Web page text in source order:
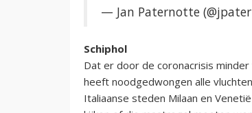
— Jan Paternotte
Schiphol
Dat er door de coronacrisis
heeft noodgedwongen alle
Italiaanse steden Milaan en